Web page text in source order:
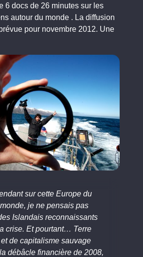
6 docs de 26 minutes sur les
autour du monde . La diffusion
pour novembre 2012. Une
sur cette Europe du
je ne pensais pas
Islandais reconnaissants
crise. Et pourtant… Terre
et de capitalisme sauvage
débâcle financière de 2008,